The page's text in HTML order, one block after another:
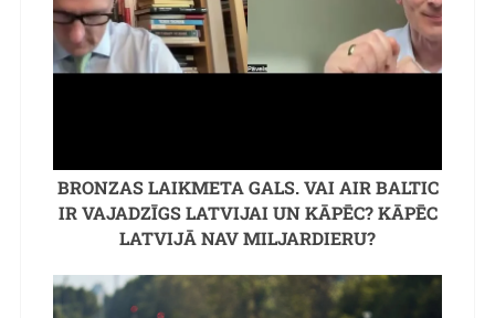
BRONZAS LAIKMETA GALS. VAI AIR BALTIC
IR VAJADZĪGS LATVIJAI UN KĀPĒC? KĀPĒC
LATVIJĀ NAV MILJARDIERU?